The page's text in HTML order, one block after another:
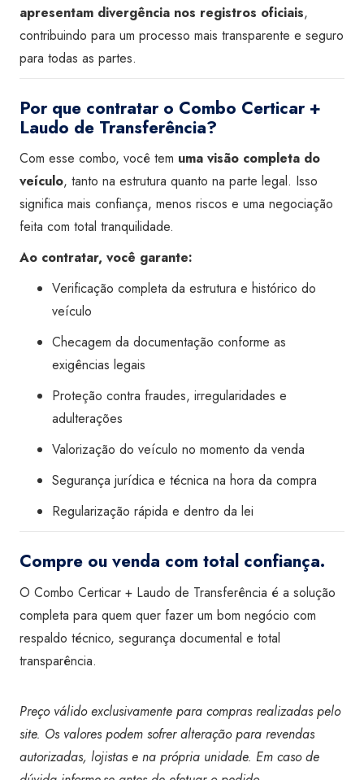
apresentam divergência nos registros oficiais,
contribuindo para um processo mais transparente e seguro
para todas as partes.
Por que contratar o Combo Certicar +
Laudo de Transferência?
Com esse combo, você tem uma visão completa do
veículo, tanto na estrutura quanto na parte legal. Isso
significa mais confiança, menos riscos e uma negociação
feita com total tranquilidade.
Ao contratar, você garante:
Verificação completa da estrutura e histórico do
veículo
Checagem da documentação conforme as
exigências legais
Proteção contra fraudes, irregularidades e
adulterações
Valorização do veículo no momento da venda
Segurança jurídica e técnica na hora da compra
Regularização rápida e dentro da lei
Compre ou venda com total confiança.
O Combo Certicar + Laudo de Transferência é a solução
completa para quem quer fazer um bom negócio com
respaldo técnico, segurança documental e total
transparência.
Preço válido exclusivamente para compras realizadas pelo
site. Os valores podem sofrer alteração para revendas
autorizadas, lojistas e na própria unidade. Em caso de